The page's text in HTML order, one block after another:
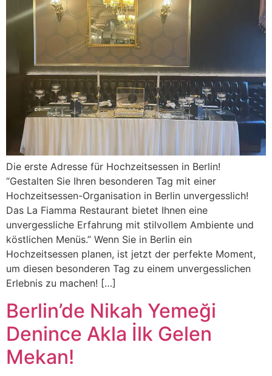
Die erste Adresse für Hochzeitsessen in Berlin!
“Gestalten Sie Ihren besonderen Tag mit einer
Hochzeitsessen-Organisation in Berlin unvergesslich!
Das La Fiamma Restaurant bietet Ihnen eine
unvergessliche Erfahrung mit stilvollem Ambiente und
köstlichen Menüs.” Wenn Sie in Berlin ein
Hochzeitsessen planen, ist jetzt der perfekte Moment,
um diesen besonderen Tag zu einem unvergesslichen
Erlebnis zu machen! […]
Berlin’de Nikah Yemeği
Denince Akla İlk Gelen
Mekan!